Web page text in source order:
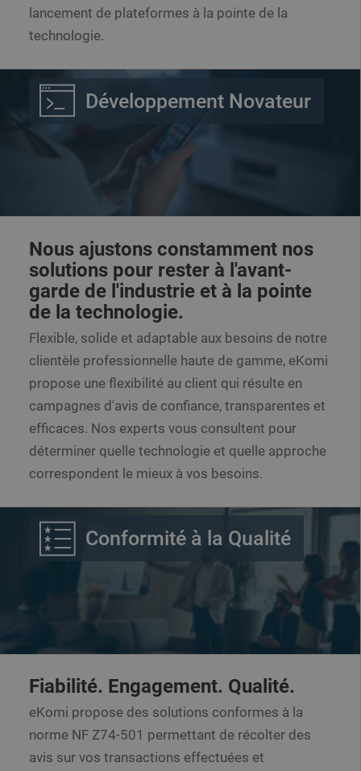
lancement de plateformes à la pointe de la
technologie.
Développement Novateur
Nous ajustons constamment nos
solutions pour rester à l'avant-
garde de l'industrie et à la pointe
de la technologie.
Flexible, solide et adaptable aux besoins de notre
clientèle professionnelle haute de gamme, eKomi
propose une flexibilité au client qui résulte en
campagnes d'avis de confiance, transparentes et
efficaces. Nos experts vous consultent pour
déterminer quelle technologie et quelle approche
correspondent le mieux à vos besoins.
Conformité à la Qualité
Fiabilité. Engagement. Qualité.
eKomi propose des solutions conformes à la
norme NF Z74-501 permettant de récolter des
avis sur vos transactions effectuées et